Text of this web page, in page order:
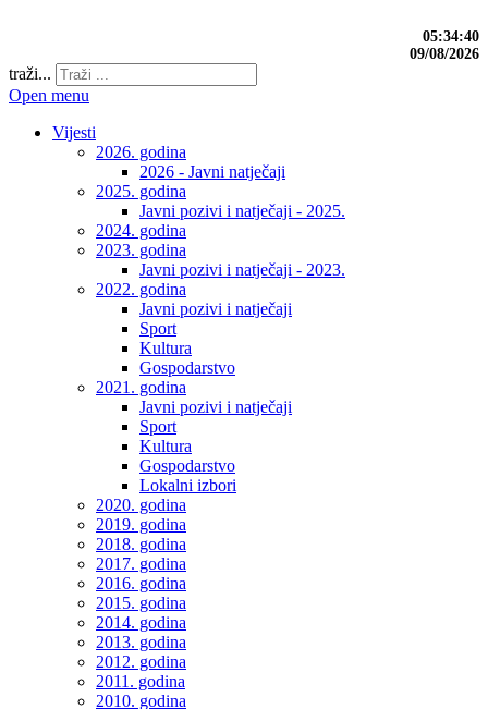
05:34:40
09/08/2026
traži...
Open menu
Vijesti
2026. godina
2026 - Javni natječaji
2025. godina
Javni pozivi i natječaji - 2025.
2024. godina
2023. godina
Javni pozivi i natječaji - 2023.
2022. godina
Javni pozivi i natječaji
Sport
Kultura
Gospodarstvo
2021. godina
Javni pozivi i natječaji
Sport
Kultura
Gospodarstvo
Lokalni izbori
2020. godina
2019. godina
2018. godina
2017. godina
2016. godina
2015. godina
2014. godina
2013. godina
2012. godina
2011. godina
2010. godina